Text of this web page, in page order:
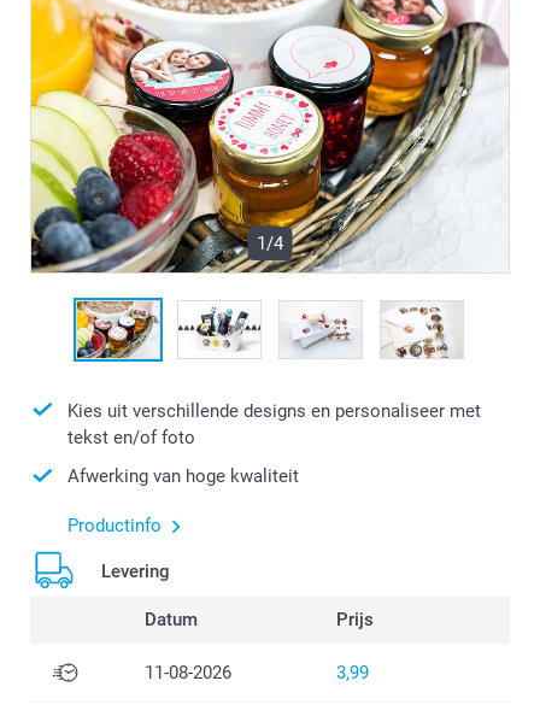
1/4
Kies uit verschillende designs en personaliseer met
tekst en/of foto
Afwerking van hoge kwaliteit
Productinfo
Levering
Datum Prijs
11-08-2026 3,99